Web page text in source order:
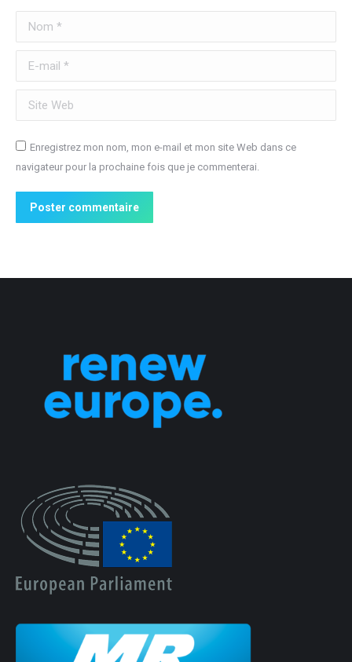
Nom *
E-mail *
Site Web
Enregistrez mon nom, mon e-mail et mon site Web dans ce
navigateur pour la prochaine fois que je commenterai.
Poster commentaire